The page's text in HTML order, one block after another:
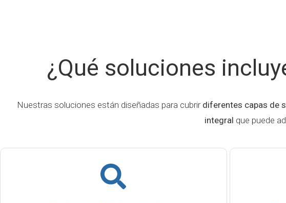
¿Qué soluciones
Nuestras soluciones están diseñadas para cubrir diferentes capas de
integral que puede